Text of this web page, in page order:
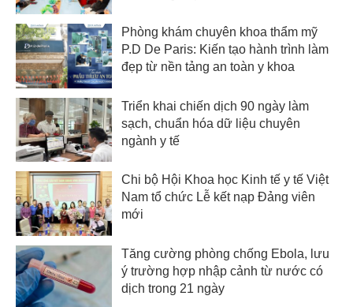
Phòng khám chuyên khoa thẩm mỹ
P.D De Paris: Kiến tạo hành trình làm
đẹp từ nền tảng an toàn y khoa
Triển khai chiến dịch 90 ngày làm
sạch, chuẩn hóa dữ liệu chuyên
ngành y tế
Chi bộ Hội Khoa học Kinh tế y tế Việt
Nam tổ chức Lễ kết nạp Đảng viên
mới
Tăng cường phòng chống Ebola, lưu
ý trường hợp nhập cảnh từ nước có
dịch trong 21 ngày